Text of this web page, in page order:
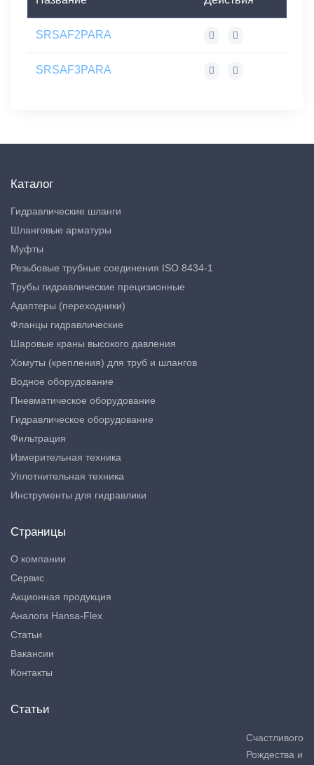
SRSAF2PARA
SRSAF3PARA
Каталог
Гидравлические шланги
Шланговые арматуры
Муфты
Резьбовые трубные соединения ISO 8434-1
Трубы гидравлические прецизионные
Адаптеры (переходники)
Фланцы гидравлические
Шаровые краны высокого давления
Хомуты (крепления) для труб и шлангов
Водное оборудование
Пневматическое оборудование
Гидравлическое оборудование
Фильтрация
Измерительная техника
Уплотнительная техника
Инструменты для гидравлики
Страницы
О компании
Сервис
Акционная продукция
Аналоги Hansa-Flex
Статьи
Вакансии
Контакты
Статьи
Счастливого
Рождества и